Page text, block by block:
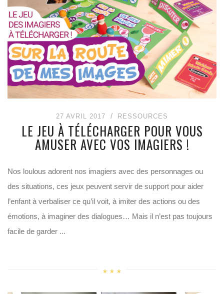
27 AVRIL 2017 RESSOURCES
LE JEU À TÉLÉCHARGER POUR VOUS
AMUSER AVEC VOS IMAGIERS !
Nos loulous adorent nos imagiers avec des personnages ou
des situations, ces jeux peuvent servir de support pour aider
l’enfant à verbaliser ce qu’il voit, à imiter des actions ou des
émotions, à imaginer des dialogues… Mais il n’est pas toujours
facile de garder ...